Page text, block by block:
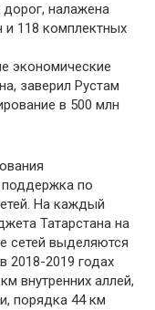
налажена
и 118 комплектных
экономические
заверил Рустам
в 500 млн
по
На каждый
Татарстана на
сетей выделяются
2018-2019 годах
внутренних аллей,
порядка 44 км